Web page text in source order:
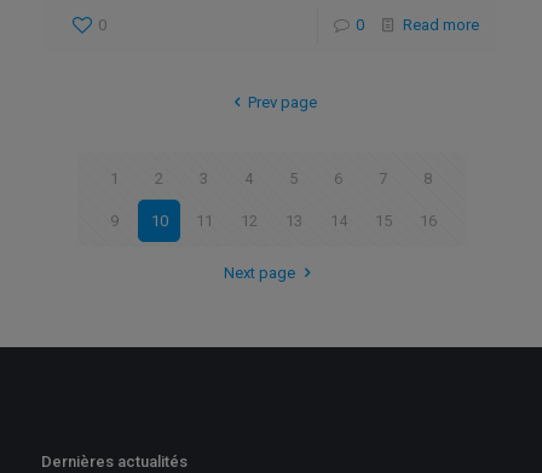
0 0 Read more
Prev page
1 2 3 4 5 6 7 8
9 10 11 12 13 14 15 16
Next page
Dernières actualités